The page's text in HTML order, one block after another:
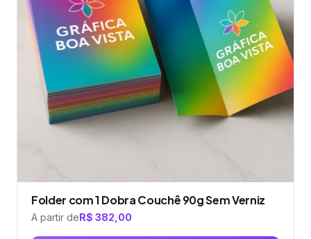
opções
podem
ser
escolhidas
página
produto
Folder com 1 Dobra Couchê 90g Sem Verniz
A partir deR$ 382,00